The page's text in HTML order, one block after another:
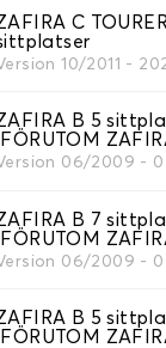
C
10/2011 -
B 5
06/2009 -
B 7
06/2009 -
B 5
av mattor
du behöver.
mattor
bil.